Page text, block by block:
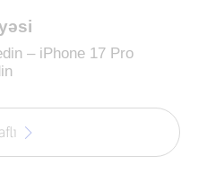
– iPhone 17 Pro